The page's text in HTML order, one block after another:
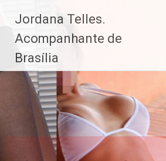
paraJordana Telles.
Acompanhante de
Brasília